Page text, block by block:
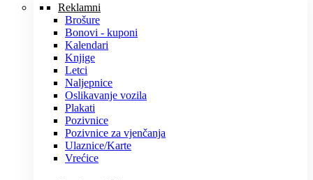
Reklamni
Brošure
Bonovi - kuponi
Kalendari
Knjige
Letci
Naljepnice
Oslikavanje vozila
Plakati
Pozivnice
Pozivnice za vjenčanja
Ulaznice/Karte
Vrećice